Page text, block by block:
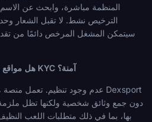
المنظمة مباشرة، وابحث عن
الترخيص نشط. لا تقبل الشعار
سيتمكن المشغل المرخص دائمًا من
هل مواقع مراهنات الإيثريوم التي لا تتطلب KYC آمنة؟
دون جمع وثائق شخصية ولكنها تظل
بها، بما في ذلك متطلبات اللعب